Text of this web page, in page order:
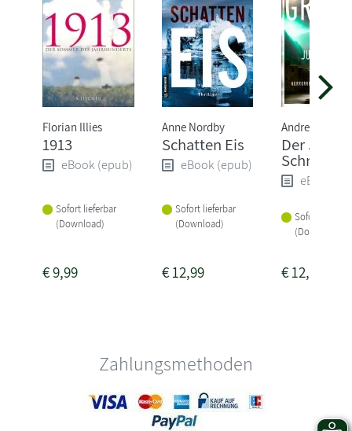
Florian Illies
1913
eBook (epub)
Sofort lieferbar
(Download)
€9,99
Anne Nordby
Schatten Eis
eBook (epub)
Sofort lieferbar
(Download)
€12,99
Andreas
Der Judas-
Schrein
eBook
Sofort
(Download)
€12,99
Zahlungsmethoden